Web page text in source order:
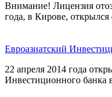
Внимание! Лицензия
года, в Кирове,
Евроазиатский
22 апреля 2014 года
Инвестиционного